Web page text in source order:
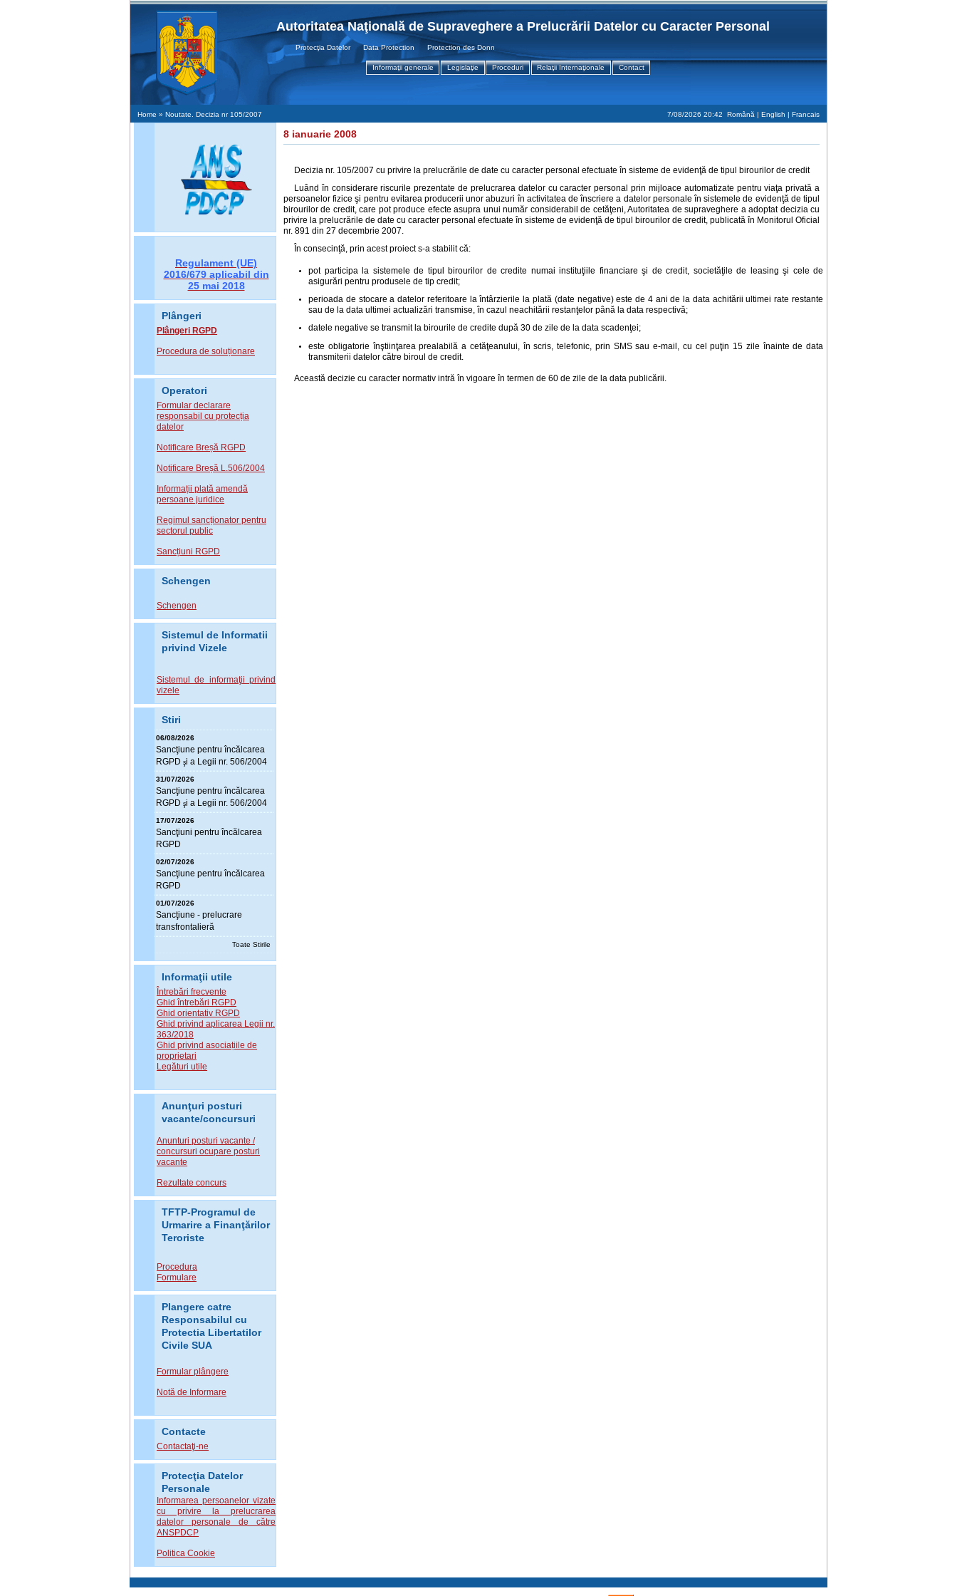
Autoritatea Naţională de Supraveghere a Prelucrării Datelor cu Caracter Personal
Protecţia Datelor Data Protection Protection des Donnees
Informaţii generale Legislaţie Proceduri Relaţii Internaţionale Contact
Home » Noutate. Decizia nr 105/2007 7/08/2026 20:42 Română | English | Francais
Regulament (UE)
2016/679 aplicabil din
25 mai 2018
Plângeri
Plângeri RGPD
Procedura de soluționare
Operatori
Formular declarare
responsabil cu protecția
datelor
Notificare Breșă RGPD
Notificare Breșă L.506/2004
Informații plată amendă
persoane juridice
Regimul sancționator pentru
sectorul public
Sancțiuni RGPD
Schengen
Schengen
Sistemul de Informatii
privind Vizele
Sistemul de informaţii privind
vizele
Stiri
06/08/2026
Sancţiune pentru încălcarea
RGPD şi a Legii nr. 506/2004
31/07/2026
Sancţiune pentru încălcarea
RGPD şi a Legii nr. 506/2004
17/07/2026
Sancţiuni pentru încălcarea
RGPD
02/07/2026
Sancţiune pentru încălcarea
RGPD
01/07/2026
Sancţiune - prelucrare
transfrontalieră
Toate Stirile
Informaţii utile
Întrebări frecvente
Ghid întrebări RGPD
Ghid orientativ RGPD
Ghid privind aplicarea Legii nr.
363/2018
Ghid privind asociațiile de
proprietari
Legături utile
Anunţuri posturi
vacante/concursuri
Anunturi posturi vacante /
concursuri ocupare posturi
vacante
Rezultate concurs
TFTP-Programul de
Urmarire a Finanţărilor
Teroriste
Procedura
Formulare
Plangere catre
Responsabilul cu
Protectia Libertatilor
Civile SUA
Formular plângere
Notă de Informare
Contacte
Contactaţi-ne
Protecţia Datelor
Personale
Informarea persoanelor vizate
cu privire la prelucrarea
datelor personale de către
ANSPDCP
Politica Cookie
8 ianuarie 2008
Decizia nr. 105/2007 cu privire la prelucrările de date cu caracter personal efectuate în sisteme de evidenţă de tipul birourilor de credit
Luând în considerare riscurile prezentate de prelucrarea datelor cu caracter personal prin mijloace automatizate pentru viaţa privată a
persoanelor fizice şi pentru evitarea producerii unor abuzuri în activitatea de înscriere a datelor personale în sistemele de evidenţă de tipul
birourilor de credit, care pot produce efecte asupra unui număr considerabil de cetăţeni, Autoritatea de supraveghere a adoptat decizia cu
privire la prelucrările de date cu caracter personal efectuate în sisteme de evidenţă de tipul birourilor de credit, publicată în Monitorul Oficial
nr. 891 din 27 decembrie 2007.
În consecinţă, prin acest proiect s-a stabilit că:
pot participa la sistemele de tipul birourilor de credite numai instituţiile financiare şi de credit, societăţile de leasing şi cele de
asigurări pentru produsele de tip credit;
perioada de stocare a datelor referitoare la întârzierile la plată (date negative) este de 4 ani de la data achitării ultimei rate restante
sau de la data ultimei actualizări transmise, în cazul neachitării restanţelor până la data respectivă;
datele negative se transmit la birourile de credite după 30 de zile de la data scadenţei;
este obligatorie înştiinţarea prealabilă a cetăţeanului, în scris, telefonic, prin SMS sau e-mail, cu cel puţin 15 zile înainte de data
transmiterii datelor către biroul de credit.
Această decizie cu caracter normativ intră în vigoare în termen de 60 de zile de la data publicării.